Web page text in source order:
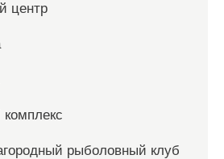
центр
рыболовный клуб